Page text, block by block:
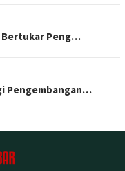
Bertukar Peng…
Pengembangan…